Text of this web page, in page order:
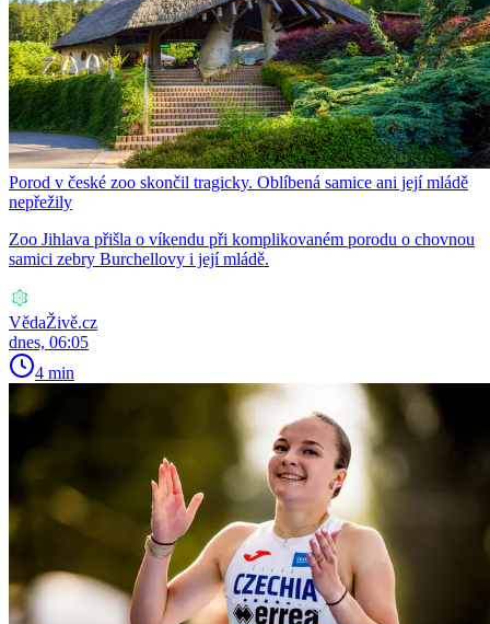
Porod v české zoo skončil tragicky. Oblíbená samice ani její mládě
nepřežily
Zoo Jihlava přišla o víkendu při komplikovaném porodu o chovnou
samici zebry Burchellovy i její mládě.
VědaŽivě.cz
dnes, 06:05
4 min